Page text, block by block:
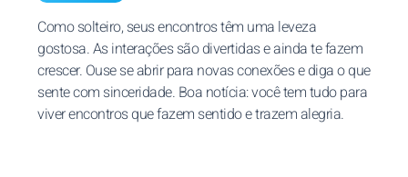
Como solteiro, seus encontros têm uma leveza
gostosa. As interações são divertidas e ainda te fazem
crescer. Ouse se abrir para novas conexões e diga o que
sente com sinceridade. Boa notícia: você tem tudo para
viver encontros que fazem sentido e trazem alegria.